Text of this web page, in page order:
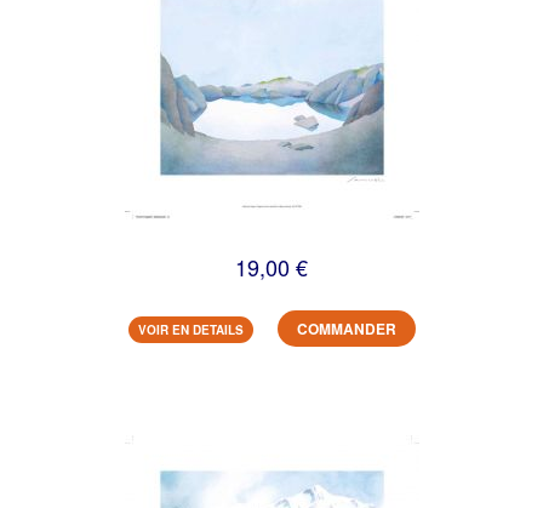
19,00 €
VOIR EN DETAILS COMMANDER